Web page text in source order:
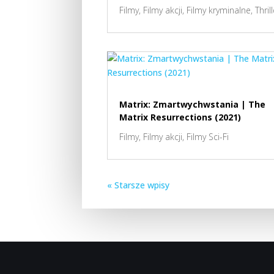
Filmy, Filmy akcji, Filmy kryminalne,
Matrix: Zmartwychwstania | The
Matrix Resurrections (2021)
Filmy, Filmy akcji, Filmy Sci-Fi
« Starsze wpisy